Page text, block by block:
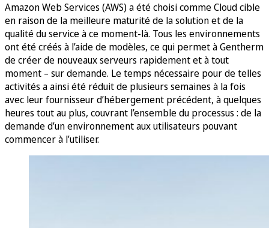
Amazon Web Services (AWS) a été choisi comme Cloud cible
en raison de la meilleure maturité de la solution et de la
qualité du service à ce moment-là. Tous les environnements
ont été créés à l’aide de modèles, ce qui permet à Gentherm
de créer de nouveaux serveurs rapidement et à tout
moment – sur demande. Le temps nécessaire pour de telles
activités a ainsi été réduit de plusieurs semaines à la fois
avec leur fournisseur d’hébergement précédent, à quelques
heures tout au plus, couvrant l’ensemble du processus : de la
demande d’un environnement aux utilisateurs pouvant
commencer à l’utiliser.